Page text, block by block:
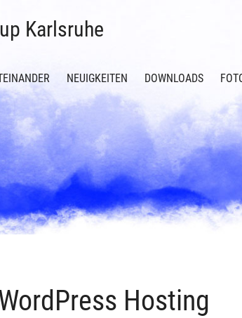
Karlsruhe
NEUIGKEITEN DOWNLOADS
Hosting